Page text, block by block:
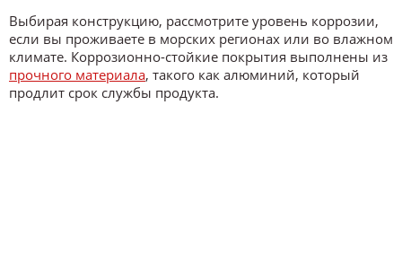
Выбирая конструкцию, рассмотрите уровень коррозии,
если вы проживаете в морских регионах или во влажном
климате. Коррозионно-стойкие покрытия выполнены из
прочного материала, такого как алюминий, который
продлит срок службы продукта.